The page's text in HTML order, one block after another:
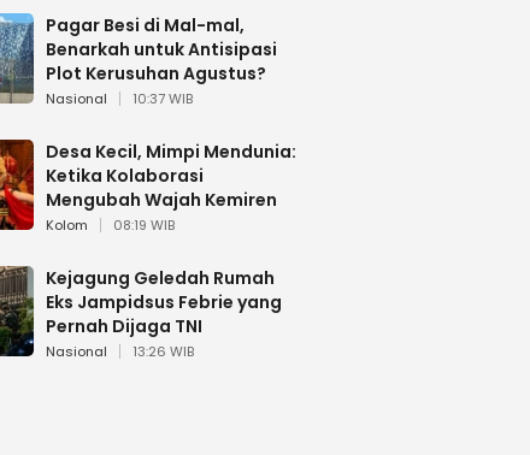
Pagar Besi di Mal-mal,
Benarkah untuk Antisipasi
Plot Kerusuhan Agustus?
Nasional 10:37 WIB
Desa Kecil, Mimpi Mendunia:
Ketika Kolaborasi
Mengubah Wajah Kemiren
Kolom 08:19 WIB
Kejagung Geledah Rumah
Eks Jampidsus Febrie yang
Pernah Dijaga TNI
Nasional 13:26 WIB